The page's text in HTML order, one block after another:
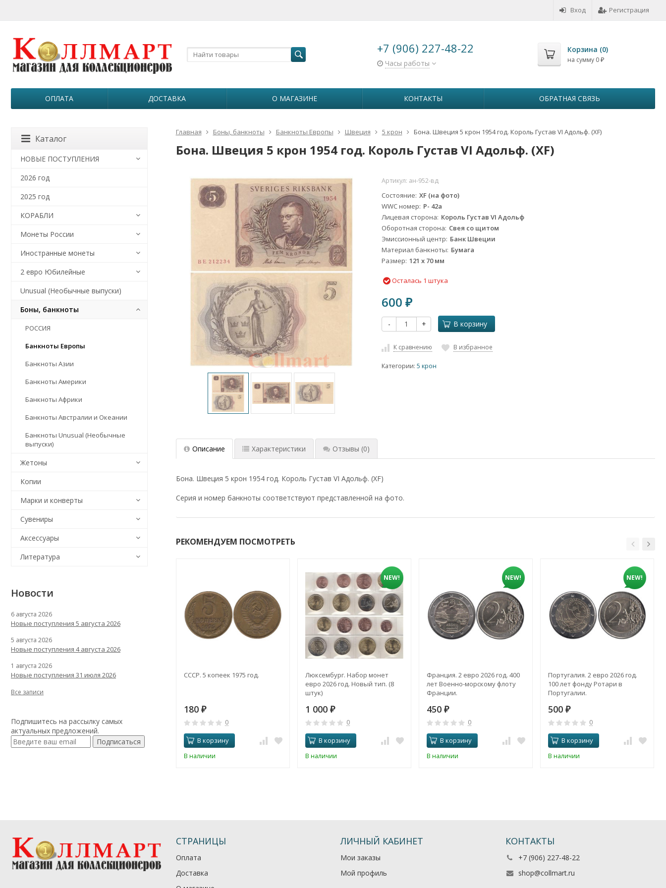
Вход Регистрация
+7 (906) 227-48-22
Часы работы
Корзина (0)
на сумму 0 ₽
ОПЛАТА ДОСТАВКА О МАГАЗИНЕ КОНТАКТЫ ОБРАТНАЯ СВЯЗЬ
Главная Боны, банкноты Банкноты Европы Швеция 5 крон Бона. Швеция 5 крон 1954 год. Король Густав VI Адольф. (XF)
Бона. Швеция 5 крон 1954 год. Король Густав VI Адольф. (XF)
Артикул: ан-952-вд
Состояние XF (на фото)
WWC номер P- 42a
Лицевая сторона Король Густав VI Адольф
Оборотная сторона Свея со щитом
Эмиссионный центр Банк Швеции
Материал банкноты Бумага
Размер 121 х 70 мм
Осталась 1 штука
600₽
- + В корзину
К сравнению В избранное
Категории:5 крон
Описание Характеристики Отзывы (0)
Бона. Швеция 5 крон 1954 год. Король Густав VI Адольф. (XF)
Серия и номер банкноты соответствуют представленной на фото.
РЕКОМЕНДУЕМ ПОСМОТРЕТЬ
СССР. 5 копеек 1975 год.
180 ₽
0
В корзину
В наличии
NEW!
Люксембург. Набор монет
евро 2026 год. Новый тип. (8
штук)
1 000 ₽
0
В корзину
В наличии
NEW!
Франция. 2 евро 2026 год. 400
лет Военно-морскому флоту
Франции.
450 ₽
0
В корзину
В наличии
NEW!
Португалия. 2 евро 2026 год.
100 лет фонду Ротари в
Португалии.
500 ₽
0
В корзину
В наличии
Каталог
НОВЫЕ ПОСТУПЛЕНИЯ
2026 год
2025 год
КОРАБЛИ
Монеты России
Иностранные монеты
2 евро Юбилейные
Unusual (Необычные выпуски)
Боны, банкноты
РОССИЯ
Банкноты Европы
Банкноты Азии
Банкноты Америки
Банкноты Африки
Банкноты Австралии и Океании
Банкноты Unusual (Необычные
выпуски)
Жетоны
Копии
Марки и конверты
Сувениры
Аксессуары
Литература
Новости
6 августа 2026
Новые поступления 5 августа 2026
5 августа 2026
Новые поступления 4 августа 2026
1 августа 2026
Новые поступления 31 июля 2026
Все записи
Подпишитесь на рассылку самых
актуальных предложений.
Подписаться
СТРАНИЦЫ
Оплата
Доставка
ЛИЧНЫЙ КАБИНЕТ
Мои заказы
Мой профиль
КОНТАКТЫ
+7 (906) 227-48-22
shop@collmart.ru